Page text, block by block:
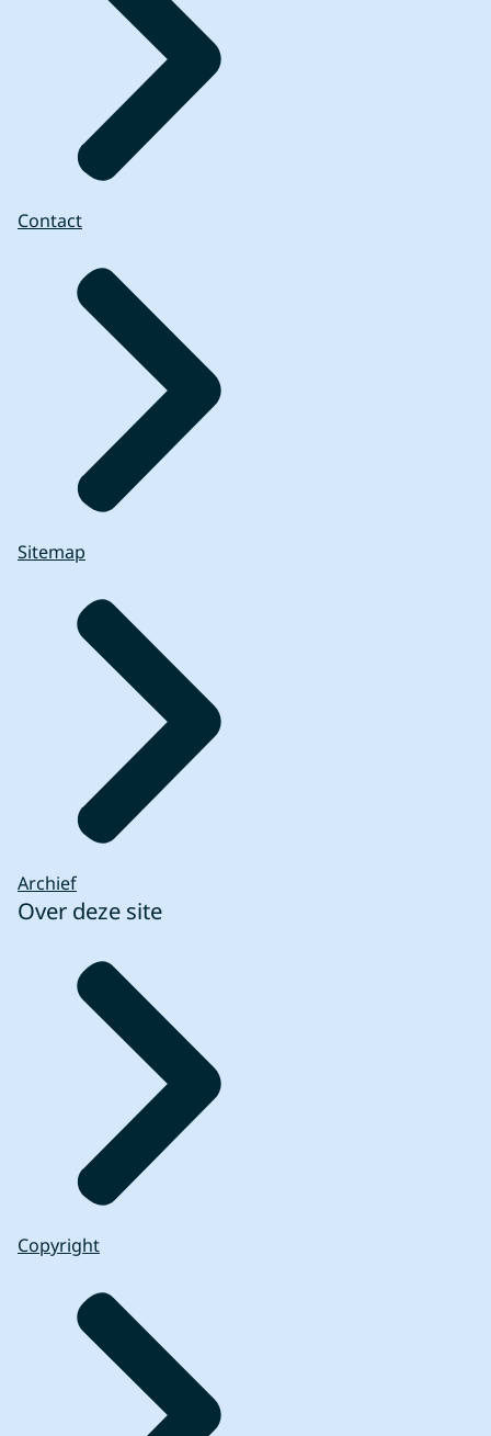
Contact
Sitemap
Archief
Over deze site
Copyright